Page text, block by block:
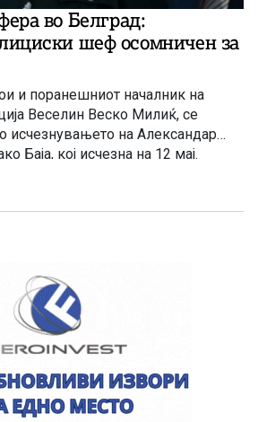
во Белград:
шеф осомничен за
и поранешниот началник на
Веселин Веско Милиќ, се
исчезнувањето на Александар
Баја, кој исчезна на 12 мај.